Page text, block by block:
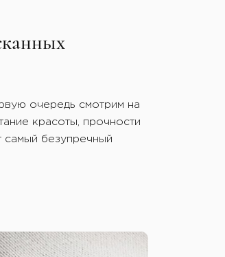
очередь смотрим на
красоты, прочности
самый безупречный